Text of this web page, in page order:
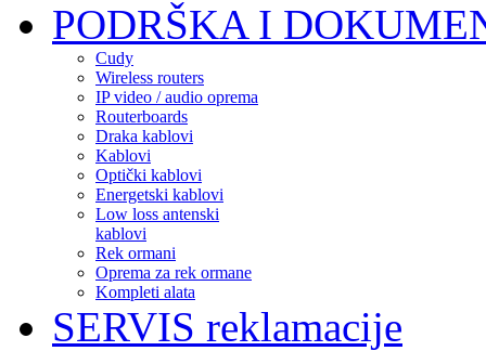
PODRŠKA I
Cudy
Wireless routers
IP video / audio oprema
Routerboards
Draka kablovi
Kablovi
Optički kablovi
Energetski kablovi
Low loss antenski
kablovi
Rek ormani
Oprema za rek ormane
Kompleti alata
SERVIS reklamacije